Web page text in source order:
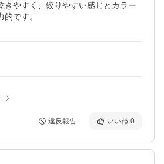
きやすく、絞りやすい感じとカラー
です。
違反報告 いいね 0